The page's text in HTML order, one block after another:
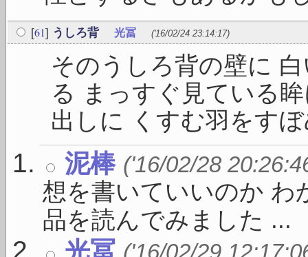
[61] うしろ背 光冨 ('16/02/24 23:14:17)
そのうしろ背の壁に
る まっすぐ見ている
出しに くすむ羽をす
泥棒 ('16/02/28
想を書いていいのか わ
品を読んでみました ...
光冨 ('16/02/29